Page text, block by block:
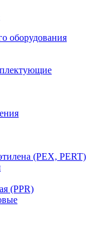
оборудования
(PEX, PERT)
(PPR)